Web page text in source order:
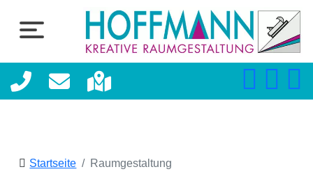
Startseite Raumgestaltung